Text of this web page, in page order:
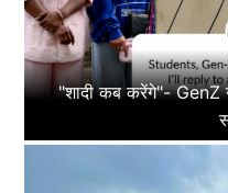
"शादी कब करेंगे"- GenZ